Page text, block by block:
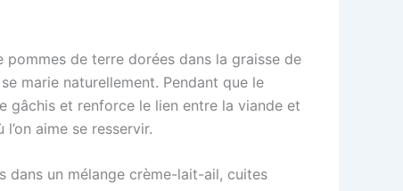
pommes de terre dorées dans la graisse de
marie naturellement. Pendant que le
gâchis et renforce le lien entre la viande et
aime se resservir.
dans un mélange crème-lait-ail, cuites